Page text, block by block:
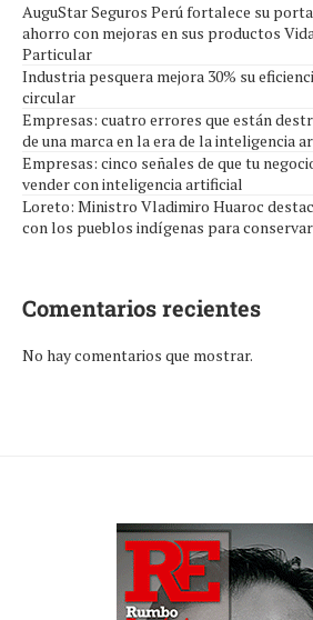
AuguStar Seguros Perú fortalece su
ahorro con mejoras en sus productos
Particular
Industria pesquera mejora 30% su
circular
Empresas: cuatro errores que están
de una marca en la era de la inteligencia
Empresas: cinco señales de que tu
vender con inteligencia artificial
Loreto: Ministro Vladimiro Huaroc
con los pueblos indígenas para
Comentarios recientes
No hay comentarios que mostrar.